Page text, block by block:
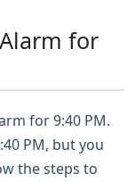
for
for 9:40 PM.
PM, but you
the steps to